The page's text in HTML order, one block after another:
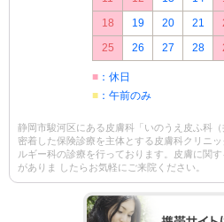
18
19 20 21
25
26 27 28
■ ：休日
■ ：午前のみ
静岡市駿河区にある皮膚科「いのうえ皮ふ科
密着した保険診療を主体とする皮膚科クリニ
ルギー科の診療を行っております。皮膚に関
がありま したらお気軽にご来院ください。